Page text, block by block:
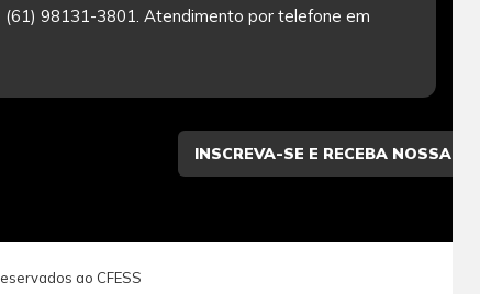
98131-3801. Atendimento por telefone em
ao CFESS